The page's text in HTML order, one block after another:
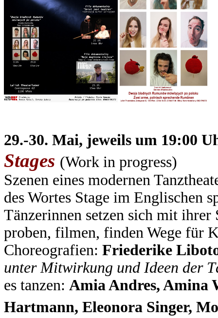
29.-30. Mai, jeweils um 19:00
Stages (Work in progress)
Szenen eines modernen
des Wortes Stage im Englischen
Tänzerinnen setzen sich mit ihrer
proben, filmen, finden Wege für
Choreografien: Friederike
unter Mitwirkung und Ideen der
es tanzen: Amia Andres, Amina
Hartmann, Eleonora Singer,